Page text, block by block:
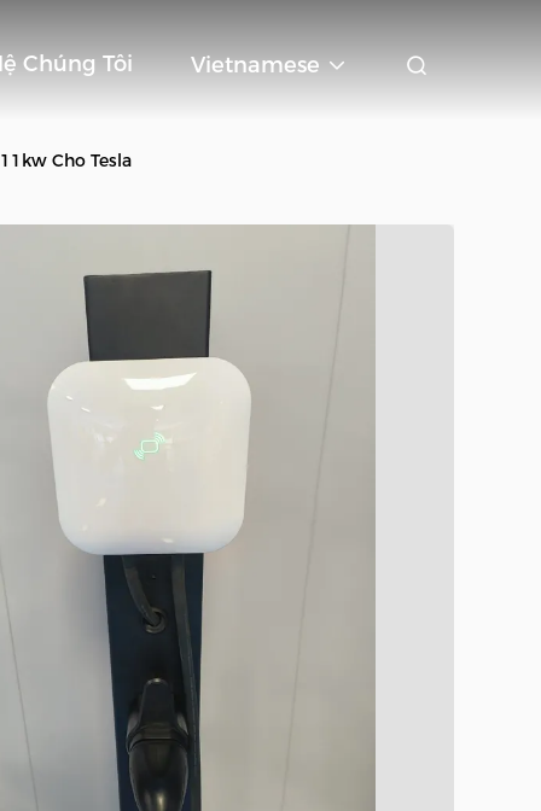
Chúng Tôi Vietnamese
Cho Tesla